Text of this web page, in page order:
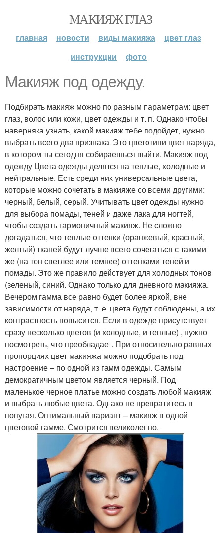
МАКИЯЖ ГЛАЗ
главная новости виды макияжа
цвет глаз
инструкции
фото
Макияж под одежду.
Подбирать макияж можно по разным параметрам: цвет
глаз, волос или кожи, цвет одежды и т. п. Однако чтобы
наверняка узнать, какой макияж тебе подойдет, нужно
выбрать всего два признака. Это цветотипи цвет наряда,
в котором ты сегодня собираешься выйти. Макияж под
одежду Цвета одежды делятся на теплые, холодные и
нейтральные. Есть среди них универсальные цвета,
которые можно сочетать в макияже со всеми другими:
черный, белый, серый. Учитывать цвет одежды нужно
для выбора помады, теней и даже лака для ногтей,
чтобы создать гармоничный макияж. Не сложно
догадаться, что теплые оттенки (оранжевый, красный,
желтый) тканей будут лучше всего сочетаться с такими
же (на тон светлее или темнее) оттенками теней и
помады. Это же правило действует для холодных тонов
(зеленый, синий. Однако только для дневного макияжа.
Вечером гамма все равно будет более яркой, вне
зависимости от наряда, т. е. цвета будут соблюдены, а их
контрастность повысится. Если в одежде присутствует
сразу несколько цветов (и холодные, и теплые) , нужно
посмотреть, что преобладает. При относительно равных
пропорциях цвет макияжа можно подобрать под
настроение – по одной из гамм одежды. Самым
демократичным цветом является черный. Под
маленькое черное платье можно создать любой макияж
и выбрать любые цвета. Однако не превратитесь в
попугая. Оптимальный вариант – макияж в одной
цветовой гамме. Смотрится великолепно.